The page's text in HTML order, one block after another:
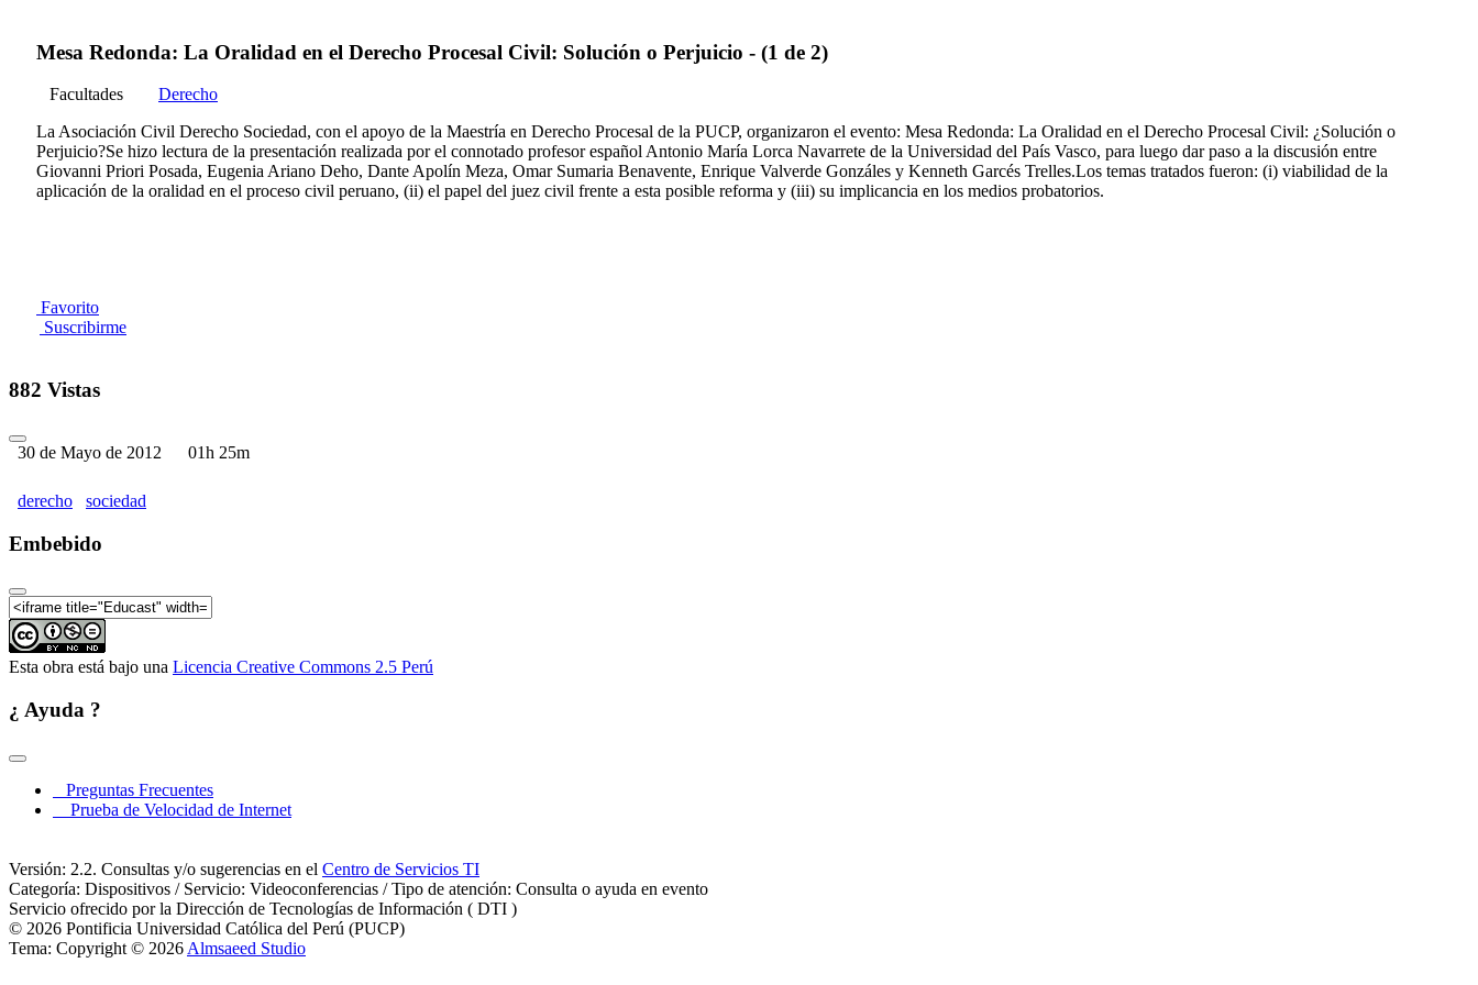
Mesa Redonda: La Oralidad en el Derecho Procesal Civil: Solución o Perjuicio - (1 de 2)
Facultades
Derecho
La Asociación Civil Derecho Sociedad, con el apoyo de la Maestría en Derecho Procesal de la PUCP, organizaron el evento: Mesa Redonda: La Oralidad en el Derecho Procesal Civil: ¿Solución o
Perjuicio?Se hizo lectura de la presentación realizada por el connotado profesor español Antonio María Lorca Navarrete de la Universidad del País Vasco, para luego dar paso a la discusión entre
Giovanni Priori Posada, Eugenia Ariano Deho, Dante Apolín Meza, Omar Sumaria Benavente, Enrique Valverde Gonzáles y Kenneth Garcés Trelles.Los temas tratados fueron: (i) viabilidad de la
aplicación de la oralidad en el proceso civil peruano, (ii) el papel del juez civil frente a esta posible reforma y (iii) su implicancia en los medios probatorios.
Favorito
Suscribirme
882 Vistas
30 de Mayo de 2012 01h 25m
derecho sociedad
Embebido
Esta obra está bajo una Licencia Creative Commons 2.5 Perú
¿ Ayuda ?
Preguntas Frecuentes
Prueba de Velocidad de Internet
Versión: 2.2. Consultas y/o sugerencias en el Centro de Servicios TI
Categoría: Dispositivos / Servicio: Videoconferencias / Tipo de atención: Consulta o ayuda en evento
Servicio ofrecido por la Dirección de Tecnologías de Información ( DTI )
© 2026 Pontificia Universidad Católica del Perú (PUCP)
Tema: Copyright © 2026 Almsaeed Studio